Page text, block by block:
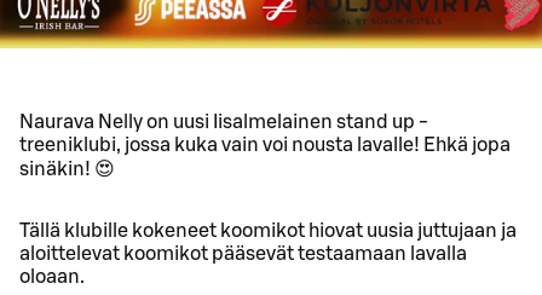
Naurava Nelly on uusi Iisalmelainen stand up -
treeniklubi, jossa kuka vain voi nousta lavalle! Ehkä jopa
sinäkin! 😍
Tällä klubille kokeneet koomikot hiovat uusia juttujaan ja
aloittelevat koomikot pääsevät testaamaan lavalla
oloaan.